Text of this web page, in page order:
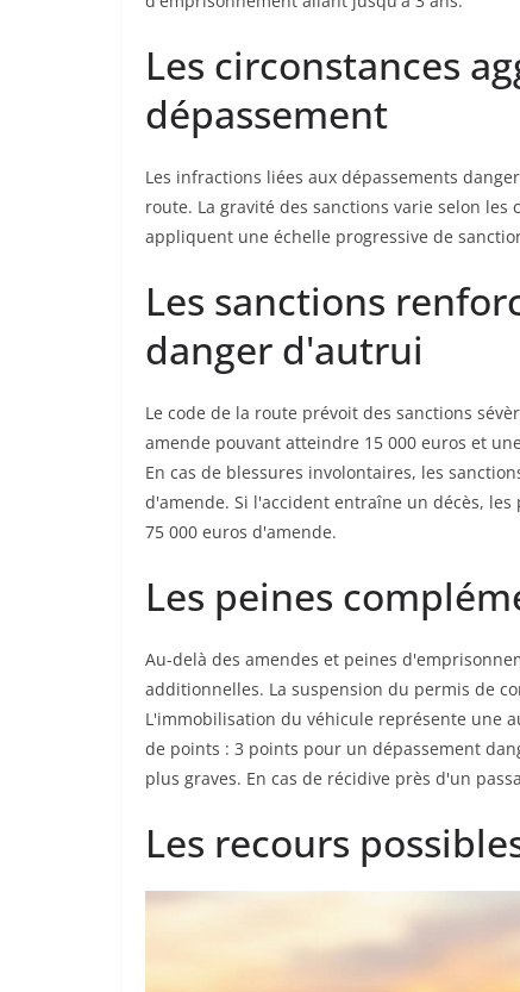
Les circonstances
dépassement
Les infractions liées aux dépassements
route. La gravité des sanctions varie selon
appliquent une échelle progressive de
Les sanctions
danger d'autrui
Le code de la route prévoit des sanctions
amende pouvant atteindre 15 000 euros et
En cas de blessures involontaires, les
d'amende. Si l'accident entraîne un décès,
75 000 euros d'amende.
Les peines
Au-delà des amendes et peines
additionnelles. La suspension du permis de
L'immobilisation du véhicule représente une
de points : 3 points pour un dépassement
plus graves. En cas de récidive près d'un
Les recours